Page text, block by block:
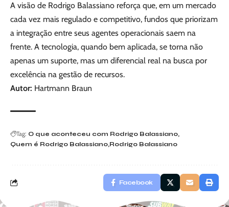
A visão de Rodrigo Balassiano reforça que, em um mercado
cada vez mais regulado e competitivo, fundos que priorizam
a integração entre seus agentes operacionais saem na
frente. A tecnologia, quando bem aplicada, se torna não
apenas um suporte, mas um diferencial real na busca por
excelência na gestão de recursos.
Autor: Hartmann Braun
Tag: O que aconteceu com Rodrigo Balassiano
Quem é Rodrigo Balassiano Rodrigo Balassiano
Facebook